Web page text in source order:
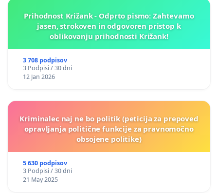
Prihodnost Križank - Odprto pismo: Zahtevamo
jasen, strokoven in odgovoren pristop k
oblikovanju prihodnosti Križank!
3 708 podpisov
3 Podpisi / 30 dni
12 Jan 2026
Kriminalec naj ne bo politik (peticija za prepoved
opravljanja politične funkcije za pravnomočno
obsojene politike)
5 630 podpisov
3 Podpisi / 30 dni
21 May 2025